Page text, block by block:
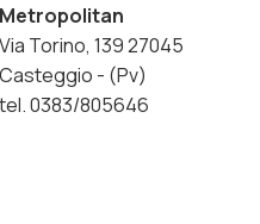
Metropolitan
Via Torino, 139 27045
Casteggio - (Pv)
tel. 0383/805646